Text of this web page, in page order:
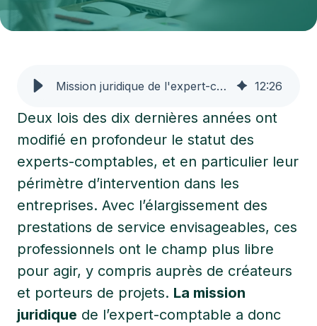
Mission juridique de l'expert-comptable : contour et perspectives 12:26
Deux lois des dix dernières années ont
modifié en profondeur le statut des
experts-comptables, et en particulier leur
périmètre d’intervention dans les
entreprises. Avec l’élargissement des
prestations de service envisageables, ces
professionnels ont le champ plus libre
pour agir, y compris auprès de créateurs
et porteurs de projets. La mission
juridique de l’expert-comptable a donc